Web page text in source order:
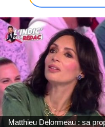
Matthieu Delormeau : sa